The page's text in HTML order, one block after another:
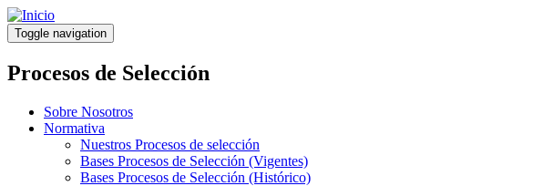
Pasar
al
contenido
principal
Toggle navigation
Procesos de Selección
Sobre Nosotros
Normativa
Nuestros Procesos de selección
Bases Procesos de Selección (Vigentes)
Bases Procesos de Selección (Histórico)